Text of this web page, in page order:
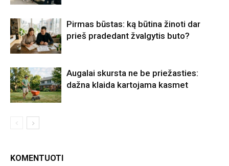
Pirmas būstas: ką būtina žinoti dar
prieš pradedant žvalgytis buto?
Augalai skursta ne be priežasties:
dažna klaida kartojama kasmet
KOMENTUOTI